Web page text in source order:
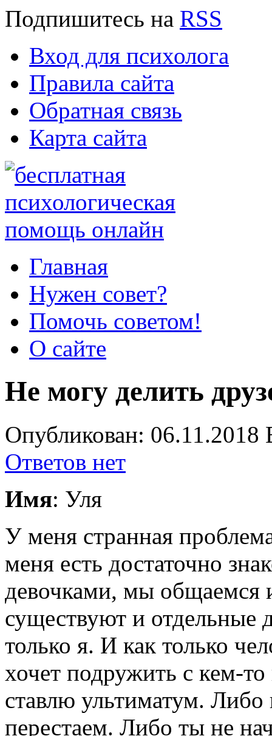
Подпишитесь на RSS
Вход для психолога
Правила сайта
Обратная связь
Карта сайта
Главная
Нужен совет?
Помочь советом!
О сайте
Не могу делить
Опубликован: 06.11.2018
Ответов нет
Имя: Уля
У меня странная
меня есть достаточно
девочками, мы общаемся
существуют и отдельные
только я. И как только
хочет подружить с кем-
ставлю ультиматум.
перестаем. Либо ты не